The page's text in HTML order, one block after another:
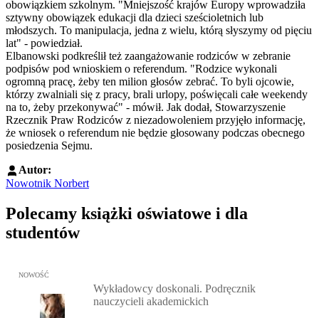
obowiązkiem szkolnym. "Mniejszość krajów Europy wprowadziła
sztywny obowiązek edukacji dla dzieci sześcioletnich lub
młodszych. To manipulacja, jedna z wielu, którą słyszymy od pięciu
lat" - powiedział.
Elbanowski podkreślił też zaangażowanie rodziców w zebranie
podpisów pod wnioskiem o referendum. "Rodzice wykonali
ogromną pracę, żeby ten milion głosów zebrać. To byli ojcowie,
którzy zwalniali się z pracy, brali urlopy, poświęcali całe weekendy
na to, żeby przekonywać" - mówił. Jak dodał, Stowarzyszenie
Rzecznik Praw Rodziców z niezadowoleniem przyjęło informację,
że wniosek o referendum nie będzie głosowany podczas obecnego
posiedzenia Sejmu.
Autor:
Nowotnik Norbert
Polecamy książki oświatowe i dla
studentów
Przejdź do: Wykładowcy doskonali. Podręcznik nauczycieli
NOWOŚĆ
Wykładowcy doskonali. Podręcznik
nauczycieli akademickich